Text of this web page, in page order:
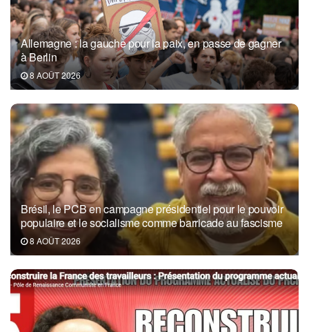
Allemagne : la gauche pour la paix, en passe de gagner
à Berlin
8 AOÛT 2026
Brésil, le PCB en campagne présidentiel pour le pouvoir
populaire et le socialisme comme barricade au fascisme
8 AOÛT 2026